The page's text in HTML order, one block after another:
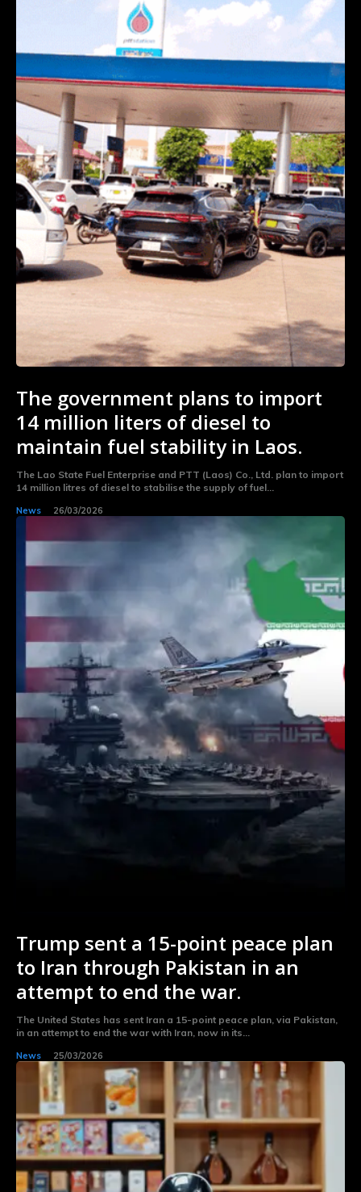
The government plans to import
14 million liters of diesel to
maintain fuel stability in Laos.
The Lao State Fuel Enterprise and PTT (Laos) Co., Ltd. plan to import
14 million litres of diesel to stabilise the supply of fuel...
News 26/03/2026
Trump sent a 15-point peace plan
to Iran through Pakistan in an
attempt to end the war.
The United States has sent Iran a 15-point peace plan, via Pakistan,
in an attempt to end the war with Iran, now in its...
News 25/03/2026